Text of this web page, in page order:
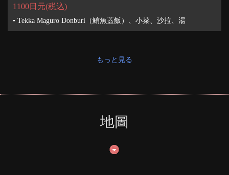
1100日元(税込)
• Tekka Maguro Donburi（鮪魚蓋飯）、小菜、沙拉、湯
もっと見る
地圖